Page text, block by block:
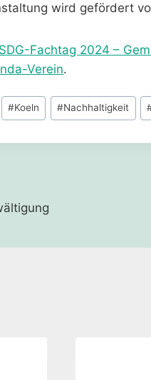
wird gefördert
SDG-Fachtag 2024 –
Verein.
#Koeln #Nachhaltigkeit